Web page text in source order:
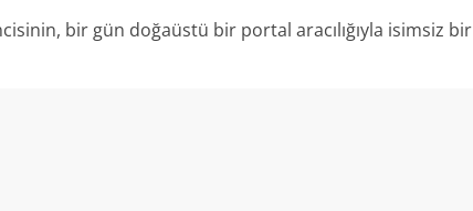
bir gün doğaüstü bir portal aracılığıyla isimsiz bir